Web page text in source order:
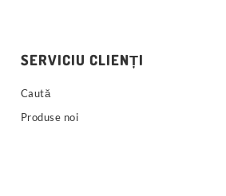
SERVICIU CLIENȚI
Caută
Produse noi